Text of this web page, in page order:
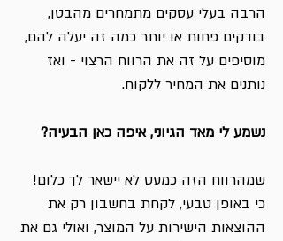
הרבה בעלי עסקים מתמחרים מהבטן,
בודקים פחות או יותר כמה זה יעלה להם,
מוסיפים על זה את הרווח הרצוי - ואז
נותנים את המחיר ללקוח.
נשמע לי מאד הגיוני, איפה כאן הבעיה?
שמהרווח הזה כמעט לא יישאר לך כלום!
כי באופן טבעי, לקחת בחשבון רק את
ההוצאות הישירות על המוצר, ואולי גם את